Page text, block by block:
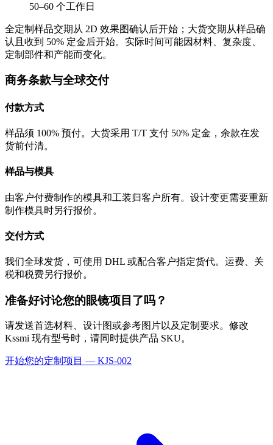
50–60 个工作日
全定制样品交期从 2D 效果图确认后开始；大货交期从样品确
认且收到 50% 定金后开始。实际时间可能因材料、复杂度、
定制部件和产能而变化。
商务条款与全球交付
付款方式
样品须 100% 预付。大货采用 T/T 支付 50% 定金，余款在发
货前付清。
样品与模具
由客户付费制作的模具和工装归客户所有。设计变更需要重新
制作模具时另行报价。
交付方式
我们全球发货，可使用 DHL 或配合客户指定货代。运费、关
税和税费另行报价。
准备好讨论您的眼镜项目了吗？
请发送首选材料、设计图或参考图片以及定制要求。修改
Kssmi 现有型号时，请同时提供产品 SKU。
开始您的定制项目 — KJS-002